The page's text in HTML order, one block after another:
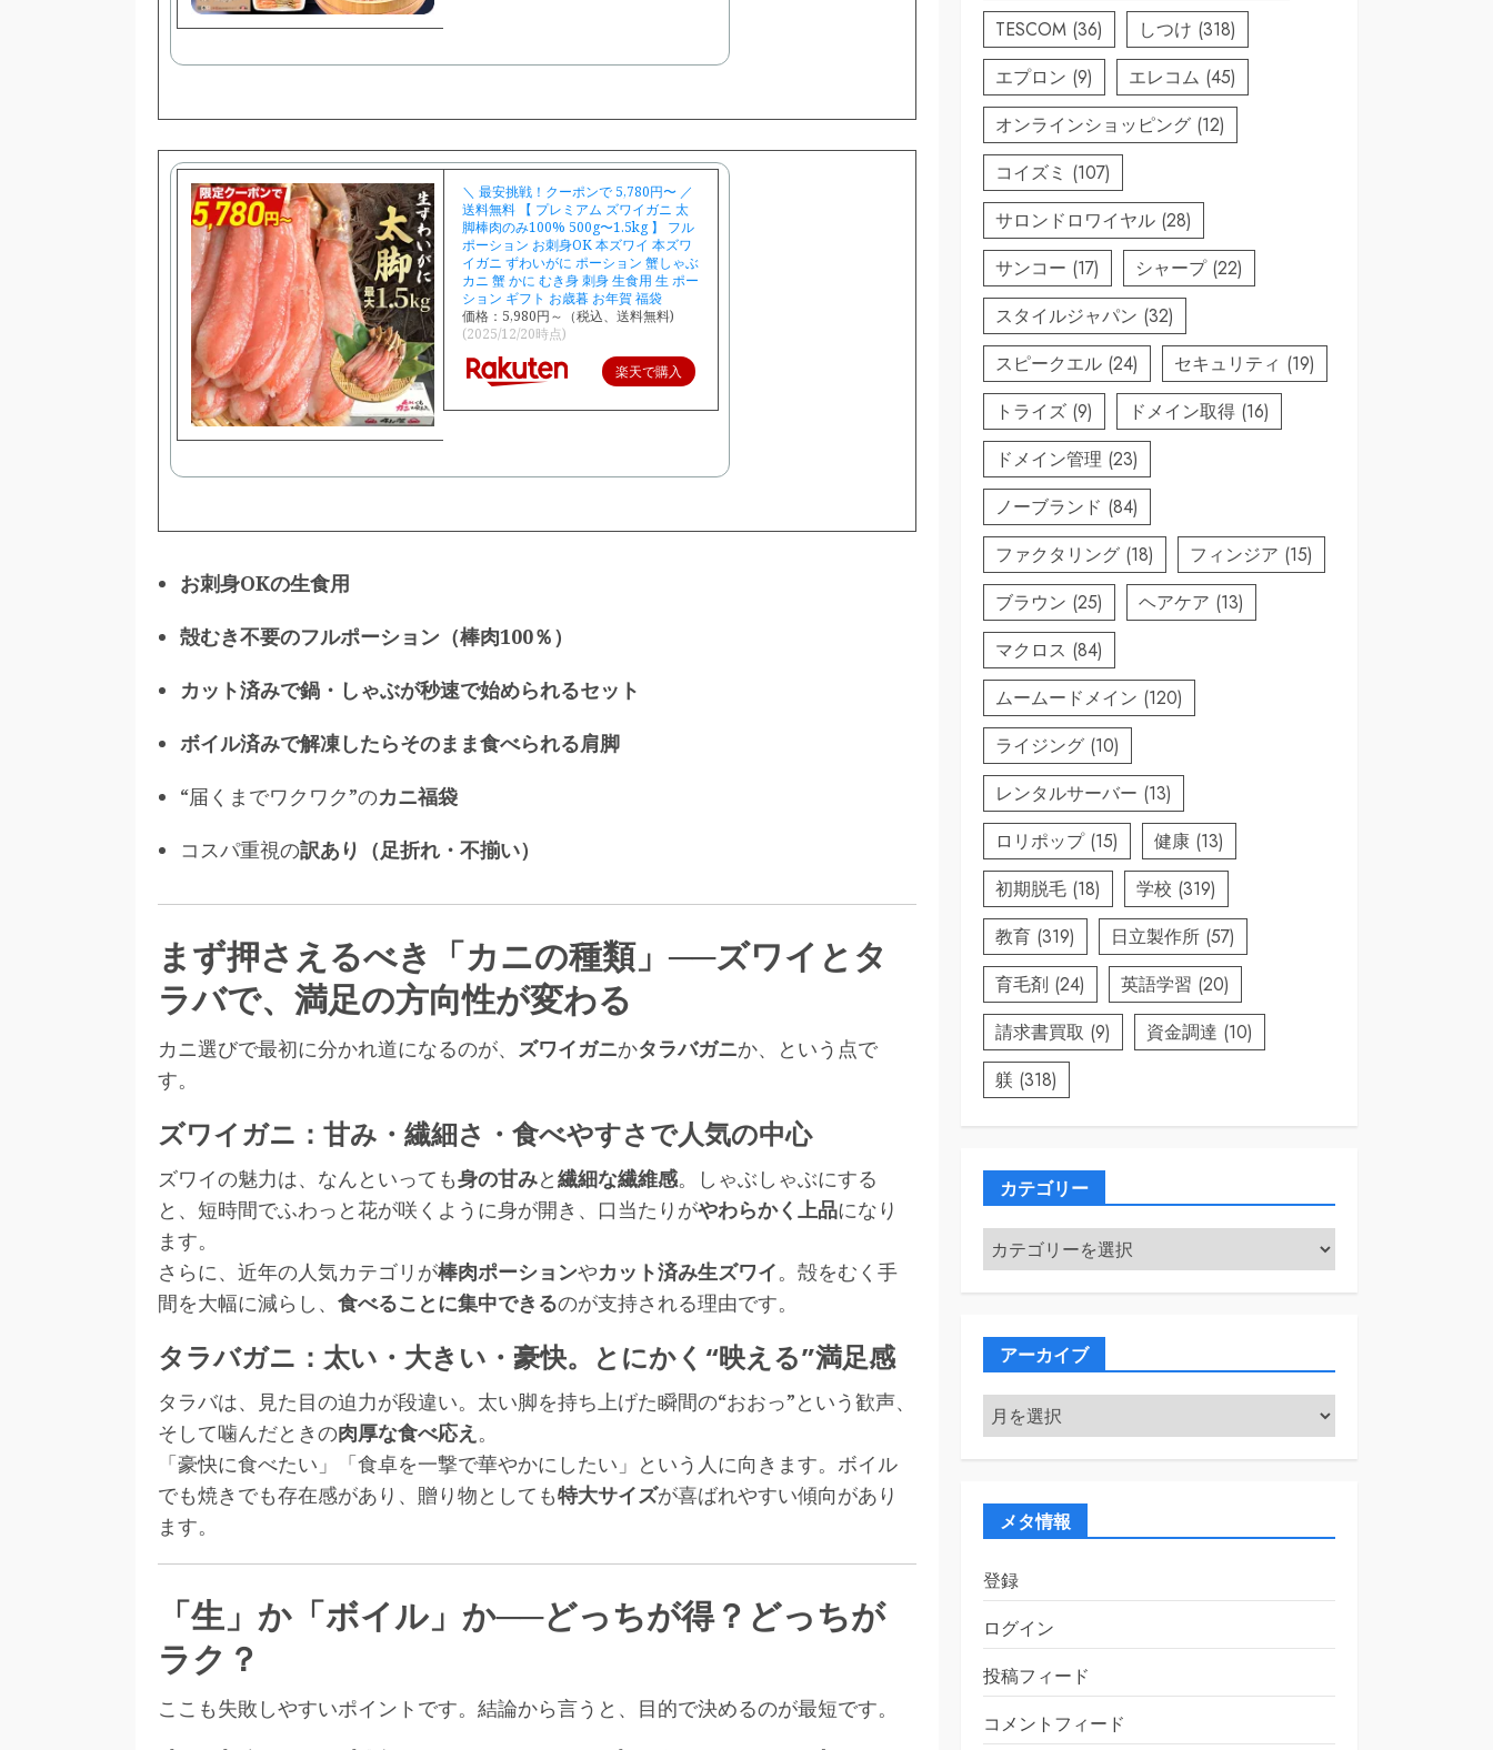
＼ 最安挑戦！クーポンで 5,780円〜 ／
送料無料 【 プレミアム ズワイガニ 太
脚棒肉のみ100% 500g〜1.5kg 】 フル
ポーション お刺身OK 本ズワイ 本ズワ
イガニ ずわいがに ポーション 蟹しゃぶ
カニ 蟹 かに むき身 刺身 生食用 生 ポー
ション ギフト お歳暮 お年賀 福袋
価格：5,980円～（税込、送料無料)
(2025/12/20時点)
楽天で購入
お刺身OKの生食用
殻むき不要のフルポーション（棒肉100％）
カット済みで鍋・しゃぶが秒速で始められるセット
ボイル済みで解凍したらそのまま食べられる肩脚
“届くまでワクワク”のカニ福袋
コスパ重視の訳あり（足折れ・不揃い）
まず押さえるべき「カニの種類」──ズワイとタ
ラバで、満足の方向性が変わる
カニ選びで最初に分かれ道になるのが、 ズワイガニかタラバガニか、という点で
す。
ズワイガニ：甘み・繊細さ・食べやすさで人気の中心
ズワイの魅力は、なんといっても身の甘みと繊細な繊維感。しゃぶしゃぶにする
と、短時間でふわっと花が咲くように身が開き、口当たりがやわらかく上品になり
ます。
さらに、近年の人気カテゴリが棒肉ポーションやカット済み生ズワイ。殻をむく手
間を大幅に減らし、 食べることに集中できるのが支持される理由です。
タラバガニ：太い・大きい・豪快。とにかく“映える”満足感
タラバは、見た目の迫力が段違い。太い脚を持ち上げた瞬間の“おおっ”という歓声、
そして噛んだときの肉厚な食べ応え 。
「豪快に食べたい」「食卓を一撃で華やかにしたい」という人に向きます。ボイル
でも焼きでも存在感があり、贈り物としても特大サイズが喜ばれやすい傾向があり
ます。
「生」か「ボイル」か──どっちが得？どっちが
ラク？
ここも失敗しやすいポイントです。結論から言うと、目的で決めるのが最短です。
TESCOM (36) しつけ (318)
エプロン (9) エレコム (45)
オンラインショッピング (12)
コイズミ (107)
サロンドロワイヤル (28)
サンコー (17) シャープ(22)
スタイルジャパン (32)
スピークエル (24) セキュリティ (19)
トライズ (9) ドメイン取得 (16)
ドメイン管理 (23)
ノーブランド (84)
ファクタリング (18) フィンジア (15)
ブラウン (25) ヘアケア (13)
マクロス (84)
ムームードメイン (120)
ライジング (10)
レンタルサーバー (13)
ロリポップ(15) 健康 (13)
初期脱毛 (18) 学校 (319)
教育 (319) 日立製作所 (57)
育毛剤 (24) 英語学習 (20)
請求書買取 (9) 資金調達 (10)
躾 (318)
カテゴリー
カ
テ
ゴ
アーカイブ
ア
ー
カ
メタ情報
登録
ログイン
投稿フィード
コメントフィード